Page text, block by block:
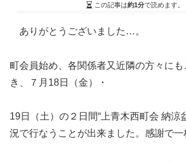
この記事は約1分で読めます。
ありがとうございました…。
町会員始め、各関係者又近隣の方々に
き、７月18日（金）・
19日（土）の２日間“上青木西町会 納涼
況で行なうことが出来ました。感謝で一